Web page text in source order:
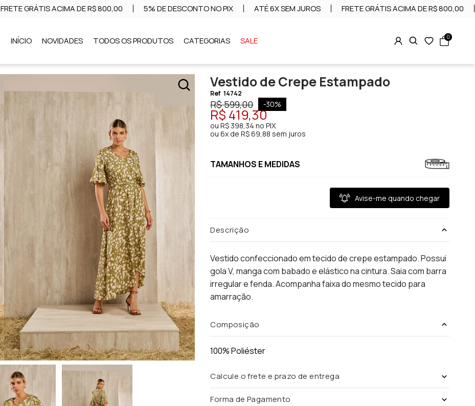
FRETE GRÁTIS ACIMA DE R$ 800,00 5% DE DESCONTO NO PIX ATÉ 6X SEM JUROS FRETE GRÁTIS ACIMA DE R$ 800,00
INÍCIO NOVIDADES TODOS OS PRODUTOS CATEGORIAS SALE 0
Vestido de Crepe Estampado
Ref 14742
R$ 599,00 -30%
R$ 419,30
ouR$ 398,34 no PIX
ou6x de R$ 69,88 sem juros
TAMANHOS E MEDIDAS
Avise-me quando chegar
Descrição
Vestido confeccionado em tecido de crepe estampado. Possui
gola V, manga com babado e elástico na cintura. Saia com barra
irregular e fenda. Acompanha faixa do mesmo tecido para
amarração.
Composição
100% Poliéster
Calcule o frete e prazo de entrega
Forma de Pagamento